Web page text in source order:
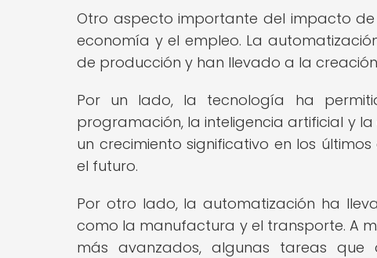
Otro aspecto importante del impacto
economía y el empleo. La
de producción y han llevado a la
Por un lado, la tecnología ha
programación, la inteligencia artificial y
un crecimiento significativo en los
el futuro.
Por otro lado, la automatización ha
como la manufactura y el transporte. A
más avanzados, algunas tareas